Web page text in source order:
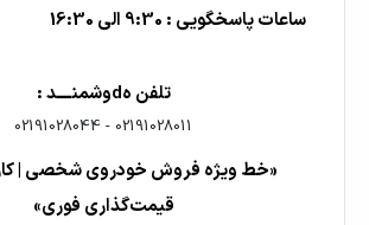
ساعات پاسخگویی : 9:30 الی 16:30
تلفن هdوشمنــــد :
02191028011
-
02191028044
«خط ویژه فروش خودروی شخصی |
قیمت‌گذاری فوری»